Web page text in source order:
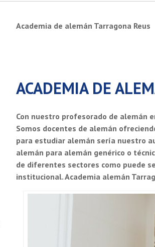
Academia de alemán Tarragona Reus
ACADEMIA DE
Con nuestro profesorado de alemán
Somos docentes de alemán
para estudiar alemán sería nuestro
alemán para alemán genérico o
de diferentes sectores como puede
institucional. Academia alemán